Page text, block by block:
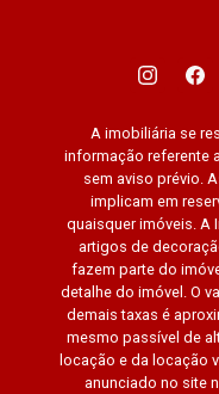
A imobiliária se
informação referente
sem aviso prévio.
implicam em
quaisquer imóveis. A
artigos de
fazem parte do
detalhe do imóvel. O
demais taxas é
mesmo passível de
locação e da locação
anunciado no site